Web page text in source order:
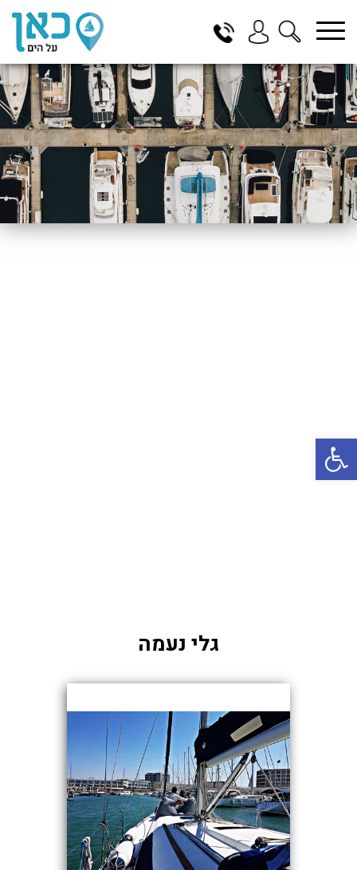
פתח סרגל נגישות
בחר תתקטגוריה בחר מיקום
הכל
ביוון / ליוון
בישראל
באילת
במרינה הרצליה
בכנרת טבריה
בכנרת ילדים
בכנרת לידו
בכנרת לידו מחיר
בכנרת למשפחות
בצפון
בארץ
לקפריסין
גלי נעמה